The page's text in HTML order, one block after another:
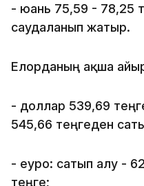
- юань 75,59 - 78,25
саудаланып жатыр.
Елорданың ақша
- доллар 539,69
545,66 теңгеден
- еуро: сатып алу -
теңге;